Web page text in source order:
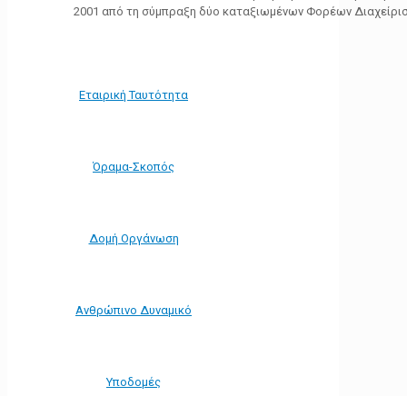
2001 από τη σύμπραξη δύο καταξιωμένων Φορέων
Εταιρική Ταυτότητα
Όραμα-Σκοπός
Δομή Οργάνωση
Ανθρώπινο Δυναμικό
Υποδομές